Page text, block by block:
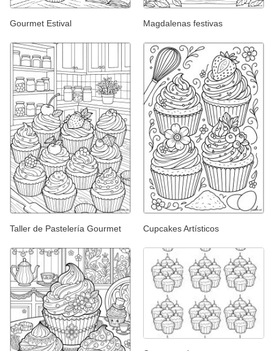
Gourmet Estival Magdalenas festivas
Taller de Pastelería Gourmet Cupcakes Artísticos